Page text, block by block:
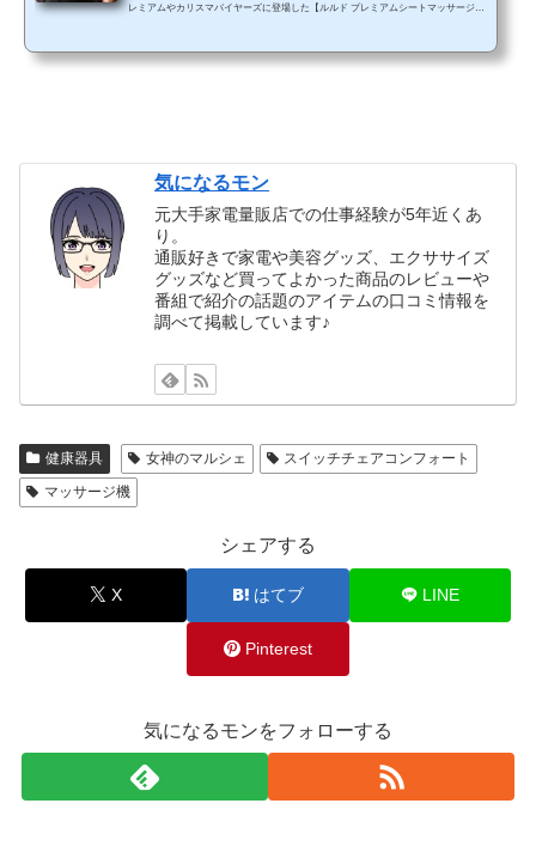
レミアムやカリスマバイヤーズに登場した【ルルド プレミアムシートマッサージャ
気になるモン
元大手家電量販店での仕事経験が5年近くあ
り。
通販好きで家電や美容グッズ、エクササイズ
グッズなど買ってよかった商品のレビューや
番組で紹介の話題のアイテムの口コミ情報を
調べて掲載しています♪
健康器具 女神のマルシェ
スイッチチェアコンフォート
マッサージ機
シェアする
X はてブ LINE
Pinterest
気になるモンをフォローする